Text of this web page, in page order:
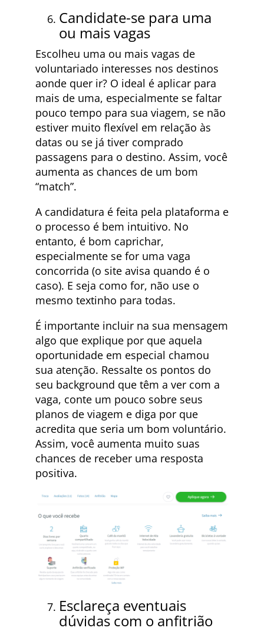
Candidate-se para uma
ou mais vagas
Escolheu uma ou mais vagas de
voluntariado interesses nos destinos
aonde quer ir? O ideal é aplicar para
mais de uma, especialmente se faltar
pouco tempo para sua viagem, se não
estiver muito flexível em relação às
datas ou se já tiver comprado
passagens para o destino. Assim, você
aumenta as chances de um bom
“match”.
A candidatura é feita pela plataforma e
o processo é bem intuitivo. No
entanto, é bom caprichar,
especialmente se for uma vaga
concorrida (o site avisa quando é o
caso). E seja como for, não use o
mesmo textinho para todas.
É importante incluir na sua mensagem
algo que explique por que aquela
oportunidade em especial chamou
sua atenção. Ressalte os pontos do
seu background que têm a ver com a
vaga, conte um pouco sobre seus
planos de viagem e diga por que
acredita que seria um bom voluntário.
Assim, você aumenta muito suas
chances de receber uma resposta
positiva.
Esclareça eventuais
dúvidas com o anfitrião